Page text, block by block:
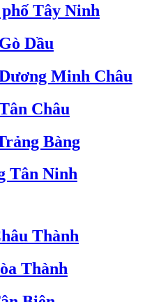
Tây Ninh
Dầu
Minh Châu
Châu
Bàng
Tân Ninh
Thành
Thành